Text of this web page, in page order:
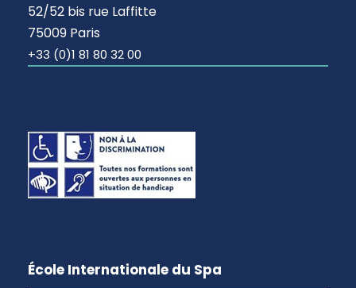
52/52 bis rue Laffitte
75009 Paris
+33 (0)1 81 80 32 00
École Internationale du Spa